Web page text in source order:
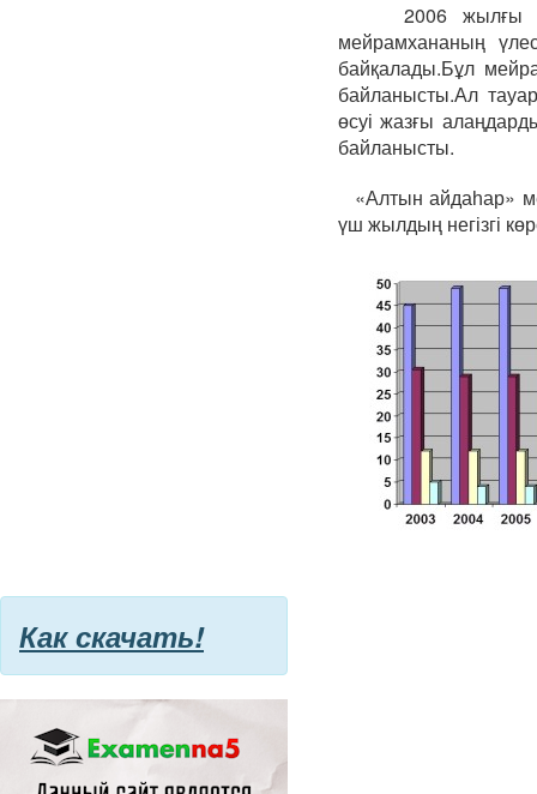
2006 жылғы
мейрамхананың
байқалады.Бұл
байланысты.Ал
өсуі жазғы
байланысты.
«Алтын айдаһар»
үш жылдың негізгі
Как скачать!